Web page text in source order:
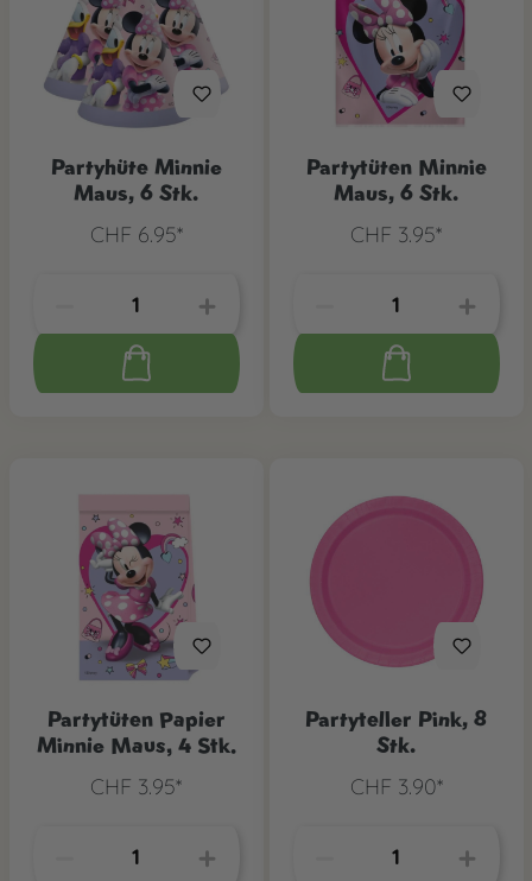
Partyhüte Minnie
Maus, 6 Stk.
CHF 6.95*
Partytüten Minnie
Maus, 6 Stk.
CHF 3.95*
Partytüten Papier
Minnie Maus, 4 Stk.
CHF 3.95*
Partyteller Pink, 8
Stk.
CHF 3.90*